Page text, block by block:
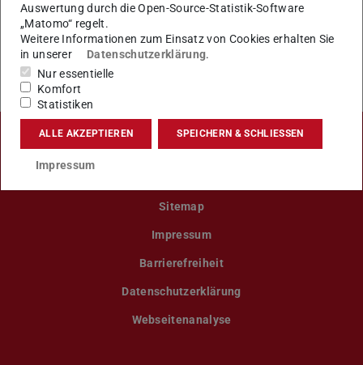
KONTAKT
LinkedIn-Seite der TU Darmstadt
Sitemap
Impressum
Barrierefreiheit
Datenschutzerklärung
Webseitenanalyse
Auswertung durch die Open-Source-Statistik-Software
„Matomo“ regelt.
Weitere Informationen zum Einsatz von Cookies erhalten Sie
in unserer
Datenschutzerklärung.
Nur essentielle
Komfort
Statistiken
ALLE AKZEPTIEREN SPEICHERN & SCHLIESSEN
Impressum